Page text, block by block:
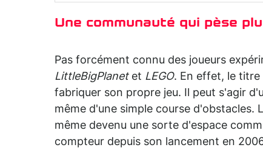
Une communauté qui pèse
Pas forcément connu des joueurs
LittleBigPlanetet LEGO. En effet, le titre
fabriquer son propre jeu. Il peut s'agir
même d'une simple course d'obstacles.
même devenu une sorte d'espace
compteur depuis son lancement en